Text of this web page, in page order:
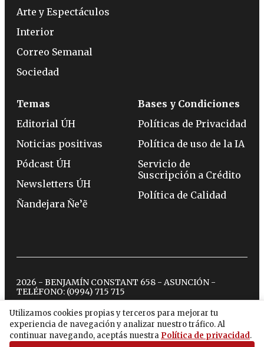
Utilizamos cookies propias y terceros para mejorar tu
experiencia de navegación y analizar nuestro tráfico. Al
continuar navegando, aceptás nuestra Política de privacidad.
Arte y Espectáculos
Interior
Correo Semanal
Sociedad
Temas
Editorial ÚH
Noticias positivas
Pódcast ÚH
Newsletters ÚH
Ñandejara Ñe’ẽ
Bases y Condiciones
Políticas de Privacidad
Política de uso de la IA
Servicio de
Suscripción a Crédito
Política de Calidad
2026 - BENJAMÍN CONSTANT 658 - ASUNCIÓN -
TELÉFONO: (0994) 715 715
twitterinstagram
facebook
tiktokyoutubespotify